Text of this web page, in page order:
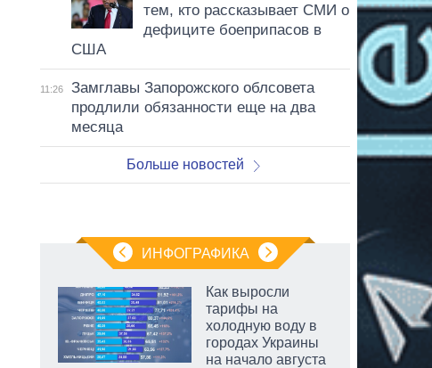
тем, кто рассказывает СМИ о
дефиците боеприпасов в
США
11:26
Замглавы Запорожского облсовета
продлили обязанности еще на два
месяца
Больше новостей
ИНФОГРАФИКА
Как выросли
тарифы на
холодную воду в
городах Украины
на начало августа